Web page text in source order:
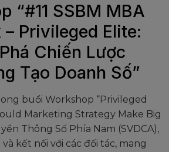
“#11 SSBM MBA
Privileged Elite:
Chiến Lược
Tạo Doanh Số”
buổi Workshop “Privileged
Marketing Strategy Make Big
Thông Số Phía Nam (SVDCA),
kết nối với các đối tác, mang